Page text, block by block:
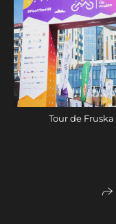
Tour de Fruska